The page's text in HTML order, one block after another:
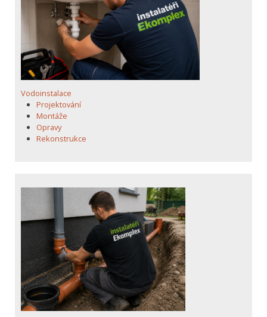
Vodoinstalace
Projektování
Montáže
Opravy
Rekonstrukce